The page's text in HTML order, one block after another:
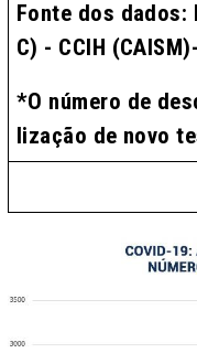
Fonte dos dados:
C) - CCIH
*O número de
lização de novo